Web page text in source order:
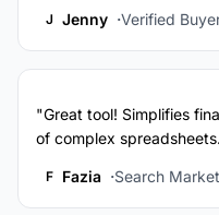
J Jenny Verified
"Great tool! Simplifies
of complex
F Fazia Search